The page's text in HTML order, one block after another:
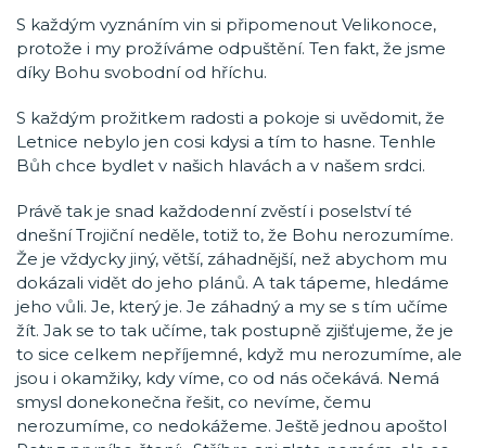
S každým vyznáním vin si připomenout Velikonoce,
protože i my prožíváme odpuštění. Ten fakt, že jsme
díky Bohu svobodní od hříchu.
S každým prožitkem radosti a pokoje si uvědomit, že
Letnice nebylo jen cosi kdysi a tím to hasne. Tenhle
Bůh chce bydlet v našich hlavách a v našem srdci.
Právě tak je snad každodenní zvěstí i poselství té
dnešní Trojiční neděle, totiž to, že Bohu nerozumíme.
Že je vždycky jiný, větší, záhadnější, než abychom mu
dokázali vidět do jeho plánů. A tak tápeme, hledáme
jeho vůli. Je, který je. Je záhadný a my se s tím učíme
žít. Jak se to tak učíme, tak postupně zjišťujeme, že je
to sice celkem nepříjemné, když mu nerozumíme, ale
jsou i okamžiky, kdy víme, co od nás očekává. Nemá
smysl donekonečna řešit, co nevíme, čemu
nerozumíme, co nedokážeme. Ještě jednou apoštol